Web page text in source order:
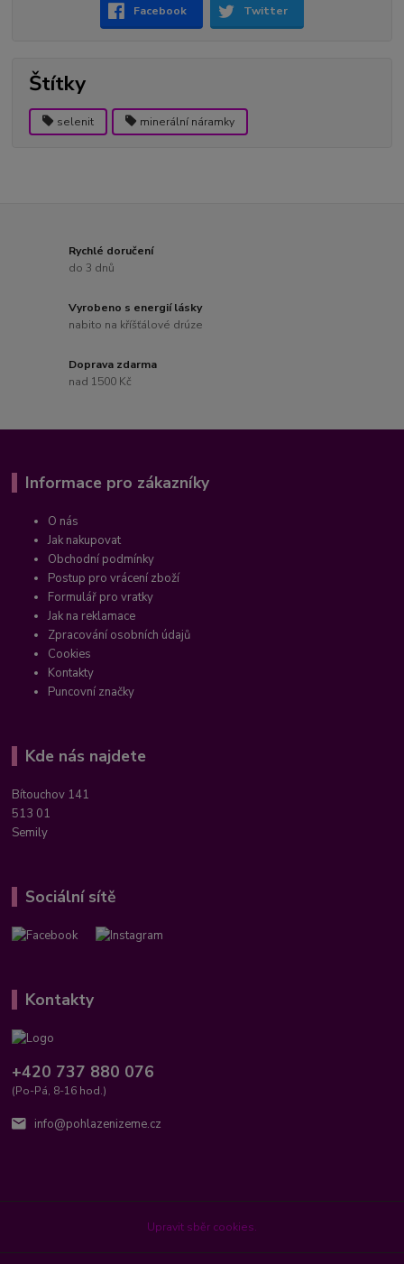
Facebook Twitter
Štítky
selenit minerální náramky
Rychlé doručení
do 3 dnů
Vyrobeno s energií lásky
nabito na kříšťálové drúze
Doprava zdarma
nad 1500 Kč
Informace pro zákazníky
O nás
Jak nakupovat
Obchodní podmínky
Postup pro vrácení zboží
Formulář pro vratky
Jak na reklamace
Zpracování osobních údajů
Cookies
Kontakty
Puncovní značky
Kde nás najdete
Bítouchov 141
513 01
Semily
Sociální sítě
Kontakty
+420 737 880 076
(Po-Pá, 8-16 hod.)
info@pohlazenizeme.cz
Upravit sběr cookies.